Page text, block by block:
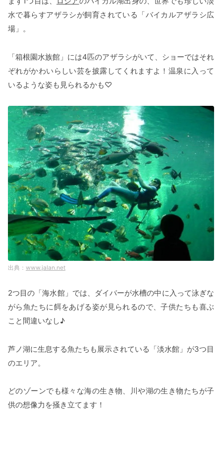
水で暮らすアザラシが飼育されている「バイカルアザラシ広
場」。
「箱根園水族館」には4匹のアザラシがいて、ショーではそれ
ぞれがかわいらしい芸を披露してくれますよ！温泉に入って
いるような姿も見られるかも♡
www.jalan.net
2つ目の「海水館」では、ダイバーが水槽の中に入って泳ぎな
がら魚たちに餌をあげる姿が見られるので、子供たちも喜ぶ
こと間違いなし♪
芦ノ湖に生息する魚たちも展示されている「淡水館」が3つ目
のエリア。
どのゾーンでも様々な海の生き物、川や湖の生き物たちが子
供の想像力を掻き立てます！